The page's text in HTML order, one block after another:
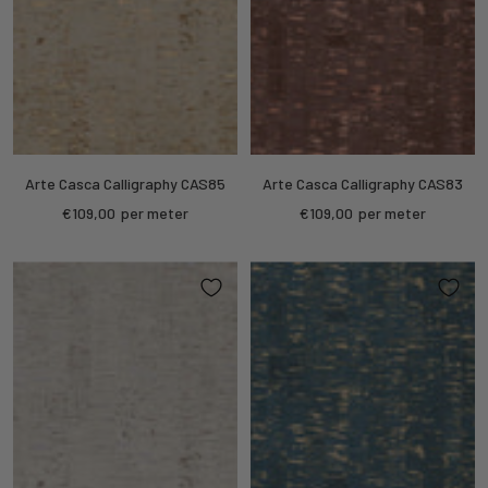
Arte Casca Calligraphy CAS85
Sale
€109,00 per meter
Arte Casca Calligraphy CAS83
Sale
€109,00 per meter